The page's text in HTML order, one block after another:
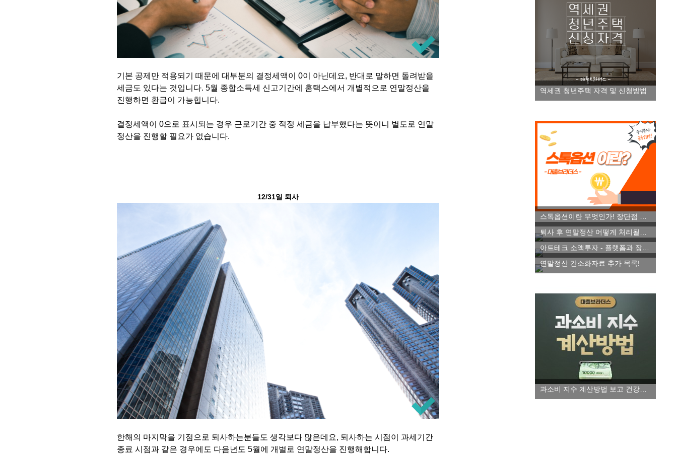
역세권 청년주택 자격 및 신청방법
연말정산 간소화자료 추가 목록!
기본 공제만 적용되기 때문에 대부분의 결정세액이 0이 아닌데요, 반대로 말하면 돌려받을
세금도 있다는 것입니다. 5월 종합소득세 신고기간에 홈택스에서 개별적으로 연말정산을
진행하면 환급이 가능힙니다.
결정세액이 0으로 표시되는 경우 근로기간 중 적정 세금을 납부했다는 뜻이니 별도로 연말
정산을 진행할 필요가 없습니다.
12/31일 퇴사
한해의 마지막을 기점으로 퇴사하는분들도 생각보다 많은데요, 퇴사하는 시점이 과세기간
종료 시점과 같은 경우에도 다음년도 5월에 개별로 연말정산을 진행해합니다.